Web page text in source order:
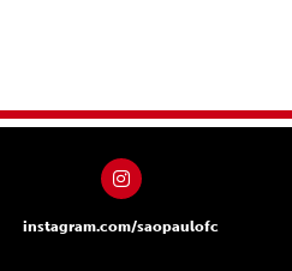
instagram.com/saopaulofc